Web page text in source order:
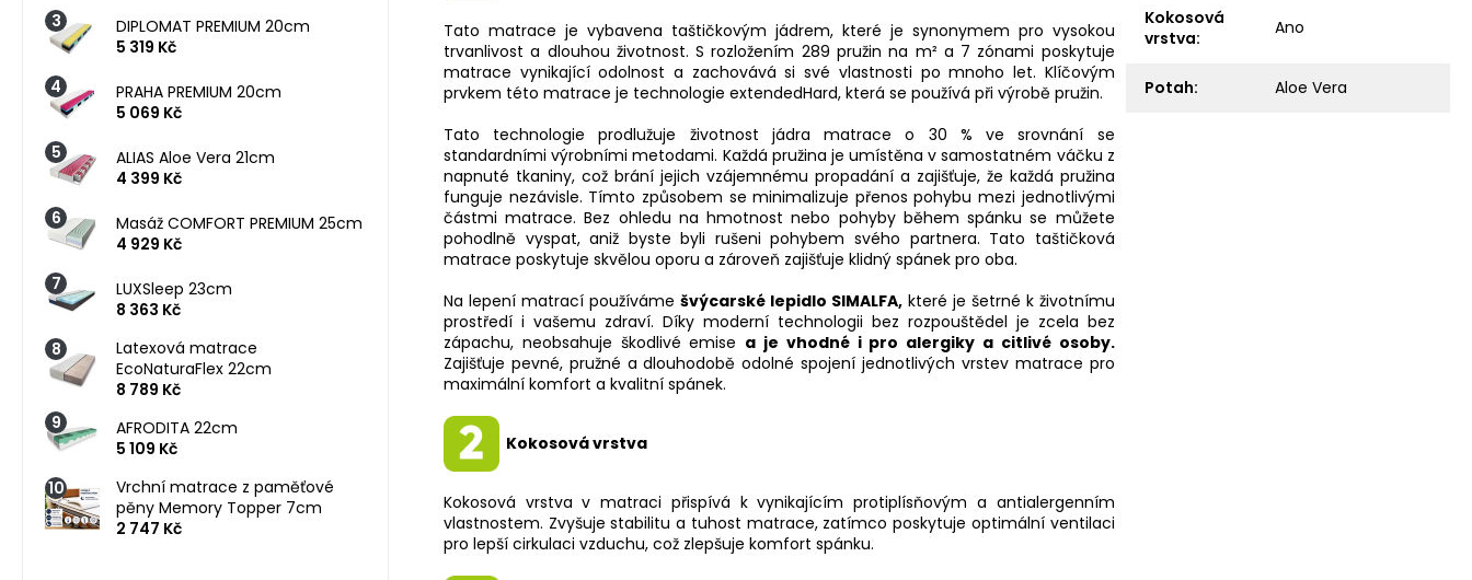
DIPLOMAT PREMIUM 20cm
5 319 Kč
PRAHA PREMIUM 20cm
5 069 Kč
ALIAS Aloe Vera 21cm
4 399 Kč
Masáž COMFORT PREMIUM 25cm
4 929 Kč
LUXSleep 23cm
8 363 Kč
Latexová matrace
EcoNaturaFlex 22cm
8 789 Kč
AFRODITA 22cm
5 109 Kč
Vrchní matrace z paměťové
pěny Memory Topper 7cm
2 747 Kč
Tato matrace je vybavena taštičkovým jádrem, které je synonymem pro vysokou
trvanlivost a dlouhou životnost. S rozložením 289 pružin na m² a 7 zónami poskytuje
matrace vynikající odolnost a zachovává si své vlastnosti po mnoho let. Klíčovým
prvkem této matrace je technologie extendedHard, která se používá při výrobě pružin.
Tato technologie prodlužuje životnost jádra matrace o 30 % ve srovnání se
standardními výrobními metodami. Každá pružina je umístěna v samostatném váčku z
napnuté tkaniny, což brání jejich vzájemnému propadání a zajišťuje, že každá pružina
funguje nezávisle. Tímto způsobem se minimalizuje přenos pohybu mezi jednotlivými
částmi matrace. Bez ohledu na hmotnost nebo pohyby během spánku se můžete
pohodlně vyspat, aniž byste byli rušeni pohybem svého partnera. Tato taštičková
matrace poskytuje skvělou oporu a zároveň zajišťuje klidný spánek pro oba.
Na lepení matrací používáme švýcarské lepidlo SIMALFA,které je šetrné k životnímu
prostředí i vašemu zdraví. Díky moderní technologii bez rozpouštědel je zcela bez
zápachu, neobsahuje škodlivé emise a je vhodné i pro alergiky a citlivé osoby.
Zajišťuje pevné, pružné a dlouhodobě odolné spojení jednotlivých vrstev matrace pro
maximální komfort a kvalitní spánek.
Kokosová vrstva
Kokosová vrstva v matraci přispívá k vynikajícím protiplísňovým a antialergenním
vlastnostem. Zvyšuje stabilitu a tuhost matrace, zatímco poskytuje optimální ventilaci
pro lepší cirkulaci vzduchu, což zlepšuje komfort spánku.
Kokosová
vrstva: Ano
Potah: Aloe Vera